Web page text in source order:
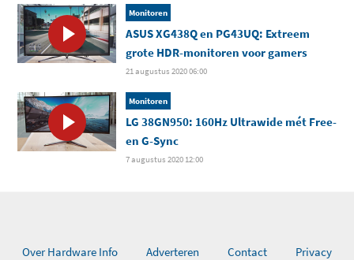
Monitoren
ASUS XG438Q en PG43UQ: Extreem
grote HDR-monitoren voor gamers
21 augustus 2020 06:00
Monitoren
LG 38GN950: 160Hz Ultrawide mét Free-
en G-Sync
7 augustus 2020 12:00
Over Hardware Info Adverteren Contact
Privacy